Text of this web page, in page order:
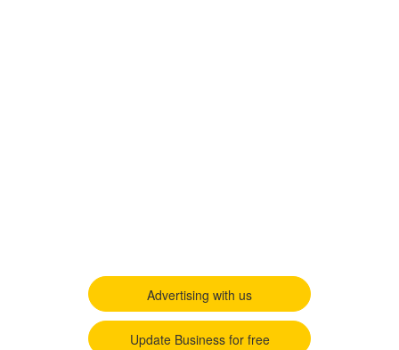
Advertising with us
Update Business for free